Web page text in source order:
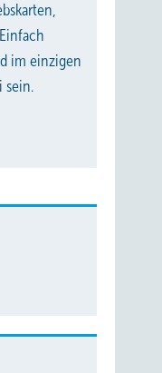
im einzigen
sein.